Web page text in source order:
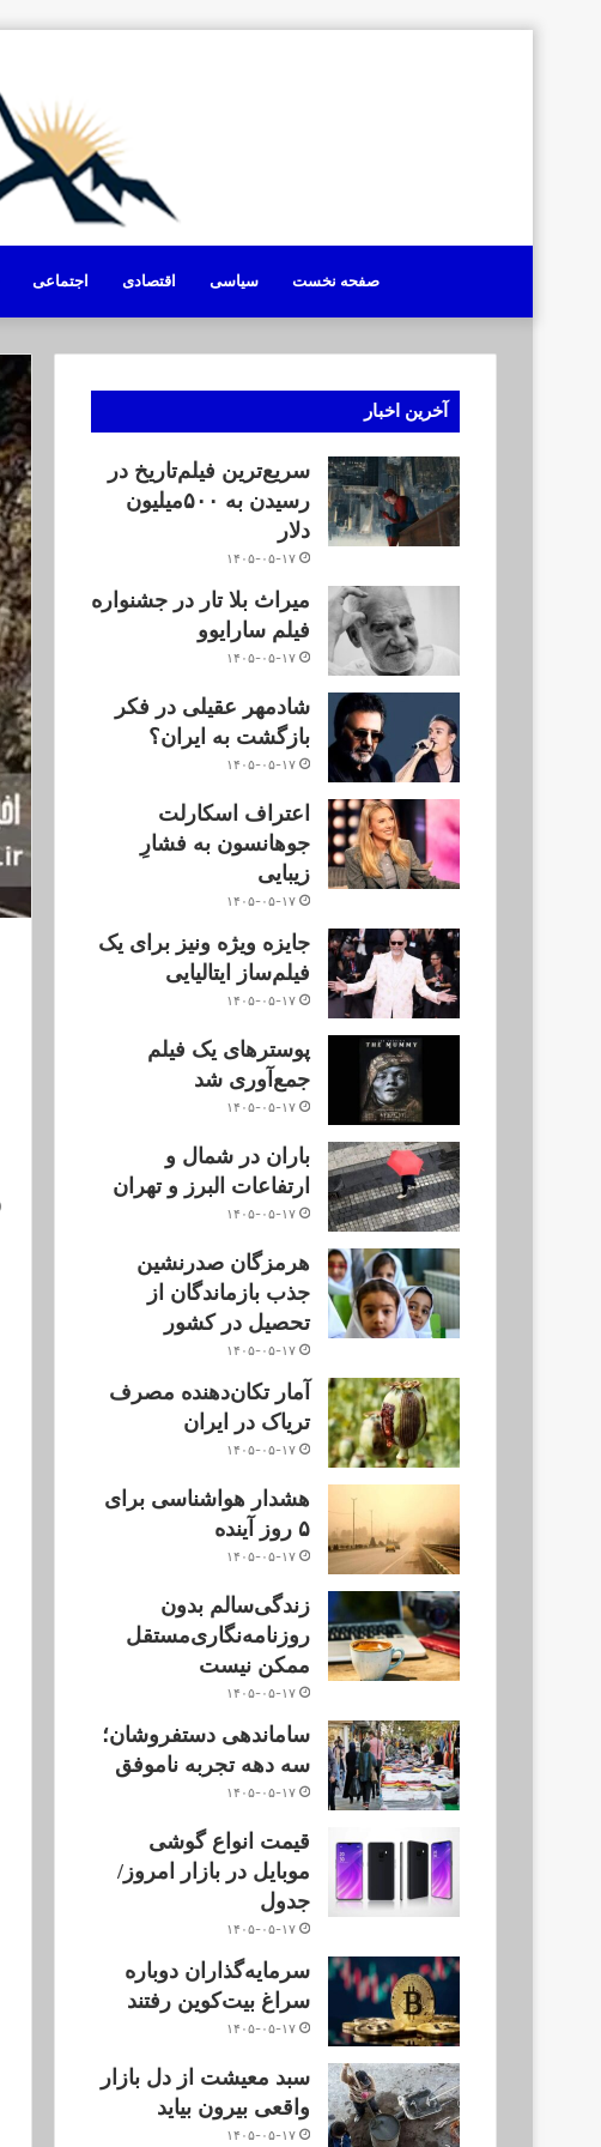
صفحه نخست سیاسی اقتصادی اجتماعی
آخرین اخبار
سریع‌ترین فیلم‌تاریخ در
رسیدن به ۵۰۰میلیون
دلار
۱۴۰۵-۰۵-۱۷
میراث بلا تار در جشنواره
فیلم سارایوو
۱۴۰۵-۰۵-۱۷
شادمهر عقیلی در فکر
بازگشت به ایران؟
۱۴۰۵-۰۵-۱۷
اعتراف اسکارلت
جوهانسون به فشارِ
زیبایی
۱۴۰۵-۰۵-۱۷
جایزه ویژه ونیز برای یک
فیلم‌ساز ایتالیایی
۱۴۰۵-۰۵-۱۷
پوسترهای یک فیلم
جمع‌آوری شد
۱۴۰۵-۰۵-۱۷
باران در شمال و
ارتفاعات البرز و تهران
۱۴۰۵-۰۵-۱۷
هرمزگان صدرنشین
جذب بازماندگان از
تحصیل در کشور
۱۴۰۵-۰۵-۱۷
آمار تکان‌دهنده مصرف
تریاک در ایران
۱۴۰۵-۰۵-۱۷
هشدار هواشناسی برای
۵ روز آینده
۱۴۰۵-۰۵-۱۷
زندگی‌سالم بدون
روزنامه‌نگاری‌مستقل
ممکن نیست
۱۴۰۵-۰۵-۱۷
ساماندهی دستفروشان؛
سه دهه تجربه ناموفق
۱۴۰۵-۰۵-۱۷
قیمت انواع گوشی
موبایل در بازار امروز/
جدول
۱۴۰۵-۰۵-۱۷
سرمایه‌گذاران دوباره
سراغ بیت‌کوین رفتند
۱۴۰۵-۰۵-۱۷
سبد معیشت از دل بازار
واقعی بیرون بیاید
۱۴۰۵-۰۵-۱۷